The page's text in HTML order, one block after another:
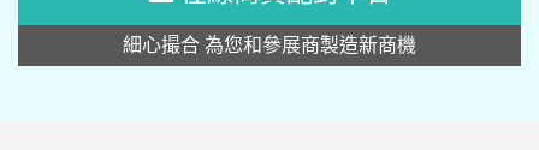
細心撮合 為您和參展商製造新商機